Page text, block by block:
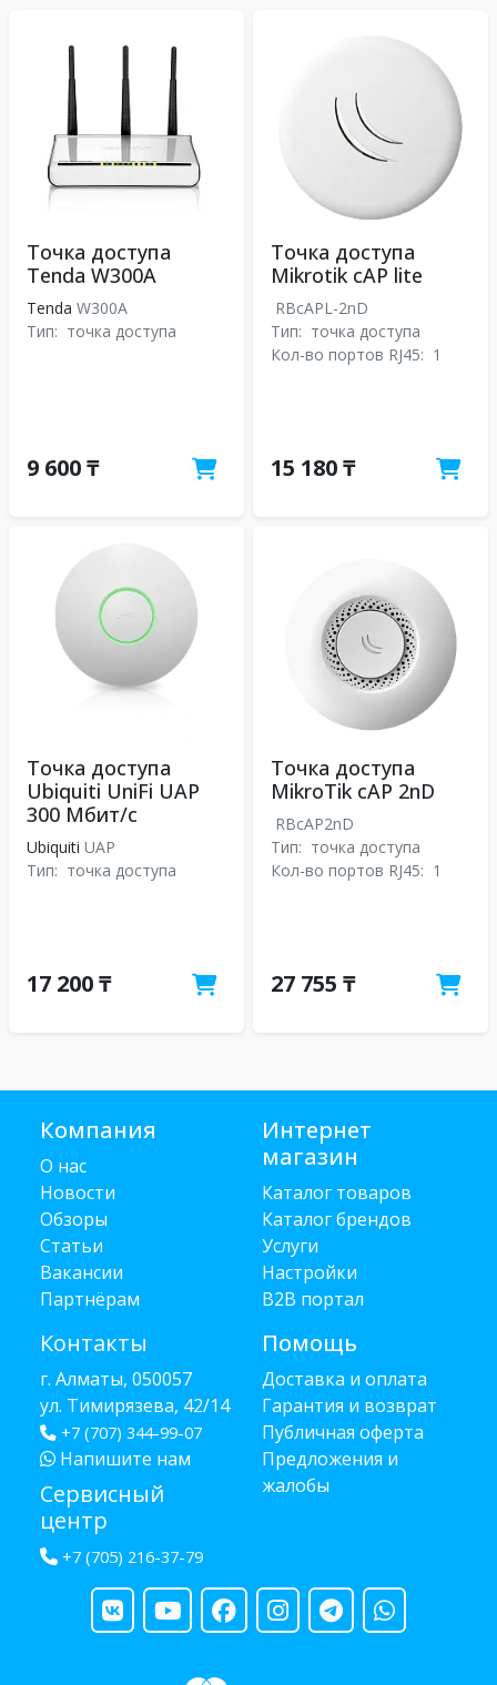
Точка доступа
Tenda W300A
Tenda W300A
Тип: точка доступа
9 600 ₸
Точка доступа
Mikrotik cAP lite
RBcAPL-2nD
Тип: точка доступа
Кол-во портов RJ45: 1
15 180 ₸
Точка доступа
Ubiquiti UniFi UAP
300 Мбит/с
Ubiquiti UAP
Тип: точка доступа
17 200 ₸
Точка доступа
MikroTik cAP 2nD
RBcAP2nD
Тип: точка доступа
Кол-во портов RJ45: 1
27 755 ₸
Компания
О нас
Новости
Обзоры
Статьи
Вакансии
Партнёрам
Контакты
г. Алматы, 050057
ул. Тимирязева, 42/14
+7 (707) 344-99-07
Напишите нам
Сервисный
центр
+7 (705) 216-37-79
Интернет
магазин
Каталог товаров
Каталог брендов
Услуги
Настройки
B2B портал
Помощь
Доставка и оплата
Гарантия и возврат
Публичная оферта
Предложения и
жалобы